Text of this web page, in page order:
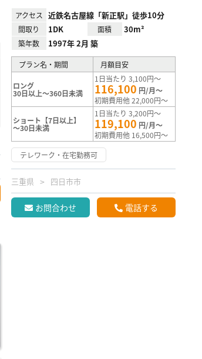
アクセス 近鉄名古屋線「新正駅」徒歩10分
間取り 1DK 面積 30m²
築年数 1997年 2月 築
プラン名・期間 月額目安
ロング
30日以上～360日未満
1日当たり 3,100円～
116,100 円/月～
初期費用他 22,000円～
ショート【7日以上】
～30日未満
1日当たり 3,200円～
119,100 円/月～
初期費用他 16,500円～
テレワーク・在宅勤務可
三重県 四日市市
お問合わせ 電話する